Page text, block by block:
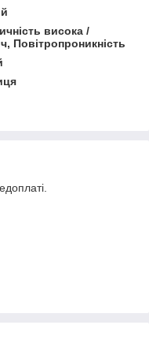
висока /
Повітропроникність